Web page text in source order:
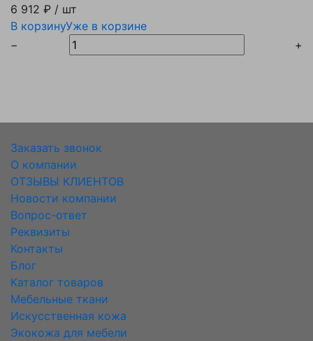
6 912 ₽ / шт
В корзинуУже в корзине
−
+
Заказать звонок
О компании
ОТЗЫВЫ КЛИЕНТОВ
Новости компании
Вопрос-ответ
Реквизиты
Контакты
Блог
Каталог товаров
Мебельные ткани
Искусcтвенная кожа
Экокожа для мебели